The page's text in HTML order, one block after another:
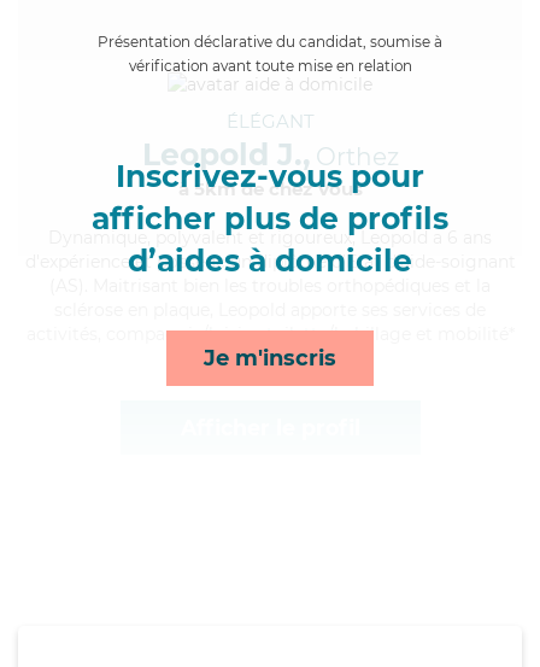
Présentation déclarative du candidat, soumise à
vérification avant toute mise en relation
Inscrivez-vous pour
afficher plus de profils
d’aides à domicile
Je m'inscris
ÉLÉGANT
Leopold J., Orthez
à 5km de chez Vous
, polyvalent et rigoureux, Leopold a 6 ans
d'expérience et possède un diplôme d'Etat d'aide-soignant
activités, compagnie/loisirs, toilette/habillage et mobilité*